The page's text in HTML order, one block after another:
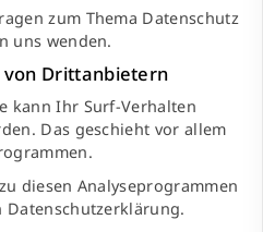
zum Thema Datenschutz
uns wenden.
von Dritt­anbietern
kann Ihr Surf-Verhalten
Das geschieht vor allem
diesen Analyseprogrammen